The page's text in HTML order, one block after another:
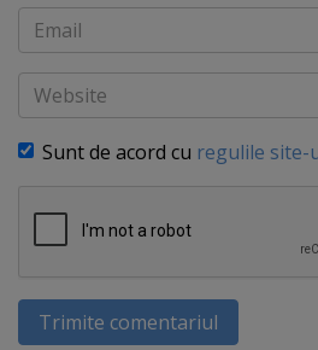
Email
Website
Sunt de acord cu regulile site-
Trimite comentariul